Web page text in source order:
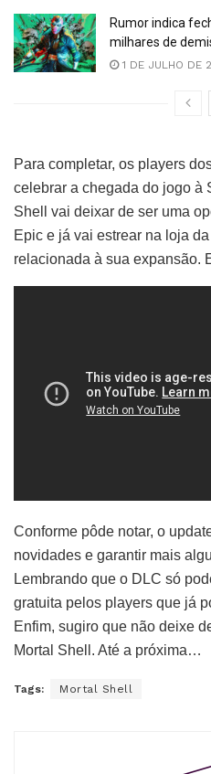
Rumor indica
milhares de
1 DE JULHO DE
Para completar, os players
celebrar a chegada do jogo à
Shell vai deixar de ser uma
Epic e já vai estrear na loja
relacionada à sua expansão.
Conforme pôde notar, o
novidades e garantir mais
Lembrando que o DLC só
gratuita pelos players que já
Enfim, sugiro que não deixe
Mortal Shell. Até a próxima…
Tags: Mortal Shell